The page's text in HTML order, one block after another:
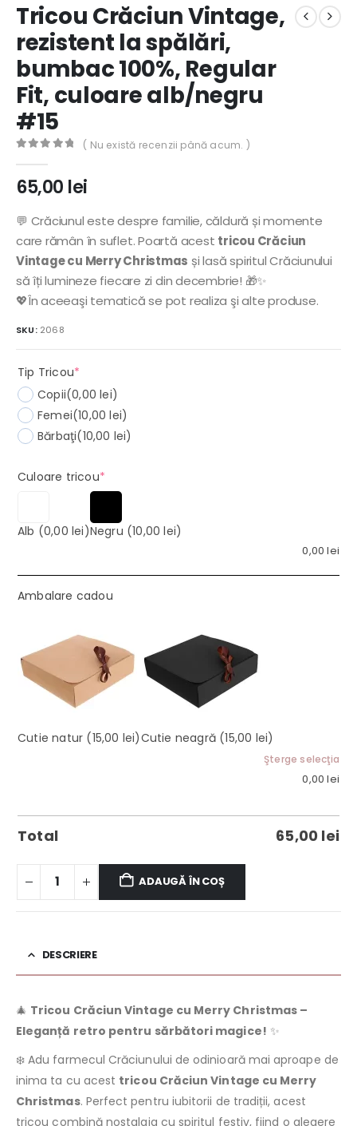
Tricou Crăciun Vintage,
rezistent la spălări,
bumbac 100%, Regular
Fit, culoare alb/negru
#15
( Nu există recenzii până acum. )
65,00 lei
💬 Crăciunul este despre familie, căldură și momente
care rămân în suflet. Poartă acest tricou Crăciun
Vintage cu Merry Christmas și lasă spiritul Crăciunului
să îți lumineze fiecare zi din decembrie! 🎁✨
💖În aceeaşi tematică se pot realiza şi alte produse.
SKU: 2068
Tip Tricou*
Copii(0,00 lei)
Femei(10,00 lei)
Bărbaţi(10,00 lei)
Culoare tricou*(required)
Alb (0,00 lei)Negru (10,00 lei)
0,00lei
Ambalare cadou
Cutie natur (15,00 lei)Cutie neagră (15,00 lei)
Şterge selecţia
0,00lei
Total 65,00 lei
ADAUGĂ ÎN COȘ
DESCRIERE
🎄 Tricou Crăciun Vintage cu Merry Christmas –
Eleganță retro pentru sărbători magice! ✨
❄️ Adu farmecul Crăciunului de odinioară mai aproape de
inima ta cu acest tricou Crăciun Vintage cu Merry
Christmas. Perfect pentru iubitorii de tradiții, acest
tricou combină nostalgia cu spiritul festiv, fiind o alegere